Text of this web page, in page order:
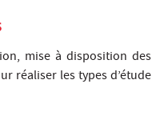
mise à disposition des
réaliser les types d’étude